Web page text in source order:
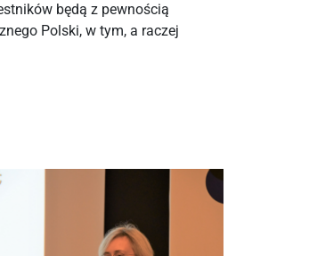
będą z pewnością
Polski, w tym, a raczej